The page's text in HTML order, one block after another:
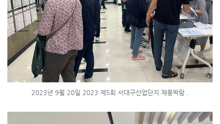
2023년 9월 20일 2023 제5회 서대구산업단지 채용박람..